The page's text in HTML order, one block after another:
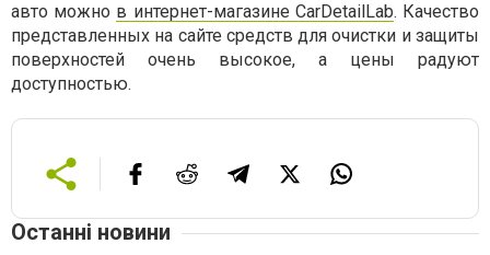
авто можно в интернет-магазине CarDetailLab. Качество
представленных на сайте средств для очистки и защиты
поверхностей очень высокое, а цены радуют
доступностью.
Останні новини